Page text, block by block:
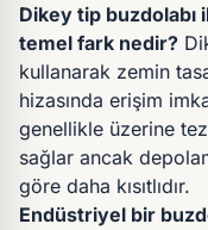
Dikey tip buzdolabı
temel fark nedir?
kullanarak zemin
hizasında erişim
genellikle üzerine
sağlar ancak
göre daha kısıtlıdır.
Endüstriyel bir